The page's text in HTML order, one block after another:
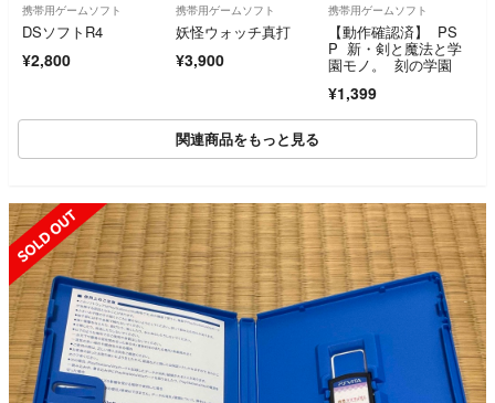
携帯用ゲームソフト
DSソフトR4
¥2,800
携帯用ゲームソフト
妖怪ウォッチ真打
¥3,900
携帯用ゲームソフト
【動作確認済】 PS
P 新・剣と魔法と学
園モノ。 刻の学園
¥1,399
関連商品をもっと見る
SOLD OUT